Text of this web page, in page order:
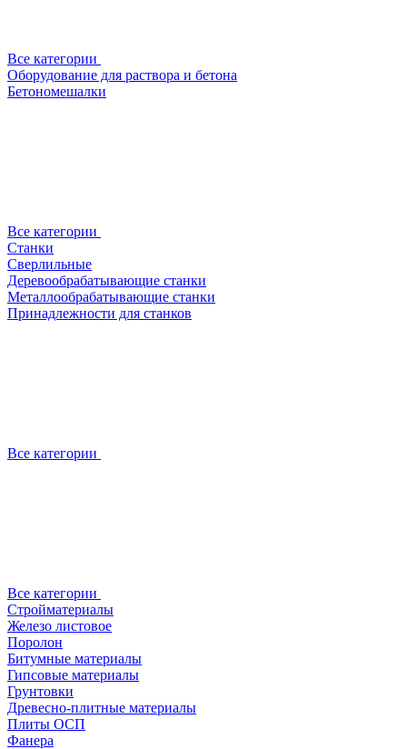
Все категории
Оборудование для раствора и бетона
Бетономешалки
Все категории
Станки
Сверлильные
Деревообрабатывающие станки
Металлообрабатывающие станки
Принадлежности для станков
Все категории
Все категории
Стройматериалы
Железо листовое
Поролон
Битумные материалы
Гипсовые материалы
Грунтовки
Древесно-плитные материалы
Плиты ОСП
Фанера